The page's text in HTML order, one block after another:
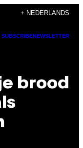
+ NEDERLANDS
SUBSCRIBENEWSLETTER
brood